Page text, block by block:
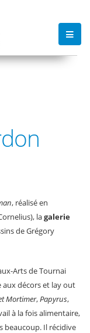
, réalisé en
lagalerie
de Grégory
Arts de Tournai
aux décors et lay out
Mortimer,Papyrus,
à la fois alimentaire,
beaucoup. Il récidive